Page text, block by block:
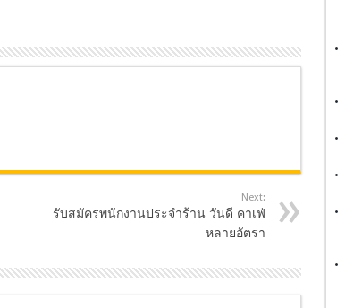
Next:
รับสมัครพนักงานประจำร้าน วันดี คาเฟ่
หลายอัตรา